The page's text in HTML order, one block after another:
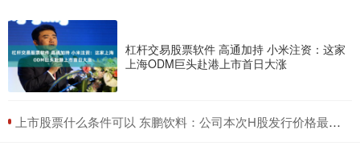
杠杆交易股票软件 高通加持 小米注资：这家
上海ODM巨头赴港上市首日大涨
​上市股票什么条件可以 东鹏饮料：公司本次H股发行价格最高不超过每股248港元